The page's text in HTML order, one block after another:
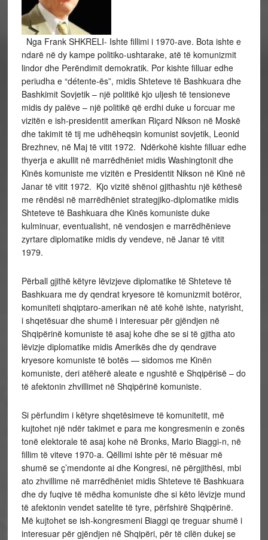
Nga Frank SHKRELI- Ishte fillimi i 1970-ave. Bota ishte e
ndarë në dy kampe politiko-ushtarake, atë të komunizmit
lindor dhe Perëndimit demokratik. Por kishte filluar edhe
periudha e “détente-ës”, midis Shteteve të Bashkuara dhe
Bashkimit Sovjetik – një politikë kjo uljesh të tensioneve
midis dy palëve – një politikë që erdhi duke u forcuar me
vizitën e ish-presidentit amerikan Riçard Nikson në Moskë
dhe takimit të tij me udhëheqsin komunist sovjetik, Leonid
Brezhnev, në Maj të vitit 1972. Ndërkohë kishte filluar edhe
thyerja e akullit në marrëdhëniet midis Washingtonit dhe
Kinës komuniste me vizitën e Presidentit Nikson në Kinë në
Janar të vitit 1972. Kjo vizitë shënoi gjithashtu një këthesë
me rëndësi në marrëdhëniet strategjiko-diplomatike midis
Shteteve të Bashkuara dhe Kinës komuniste duke
kulminuar, eventualisht, në vendosjen e marrëdhënieve
zyrtare diplomatike midis dy vendeve, në Janar të vitit
1979.
Përball gjithë këtyre lëvizjeve diplomatike të Shteteve të
Bashkuara me dy qendrat kryesore të komunizmit botëror,
komuniteti shqiptaro-amerikan në atë kohë ishte, natyrisht,
i shqetësuar dhe shumë i interesuar për gjëndjen në
Shqipërinë komuniste të asaj kohe dhe se si të gjitha ato
lëvizje diplomatike midis Amerikës dhe dy qendrave
kryesore komuniste të botës — sidomos me Kinën
komuniste, deri atëherë aleate e ngushtë e Shqipërisë – do
të afektonin zhvillimet në Shqipërinë komuniste.
Si përfundim i këtyre shqetësimeve të komunitetit, më
kujtohet një ndër takimet e para me kongresmenin e zonës
tonë elektorale të asaj kohe në Bronks, Mario Biaggi-n, në
fillim të viteve 1970-a. Qëllimi ishte për të mësuar më
shumë se ç’mendonte ai dhe Kongresi, në përgjithësi, mbi
ato zhvillime në marrëdhëniet midis Shteteve të Bashkuara
dhe dy fuqive të mëdha komuniste dhe si këto lëvizje mund
të afektonin vendet satelite të tyre, përfshirë Shqipërinë.
Më kujtohet se ish-kongresmeni Biaggi qe treguar shumë i
interesuar për gjëndjen në Shqipëri, për të cilën dukej se